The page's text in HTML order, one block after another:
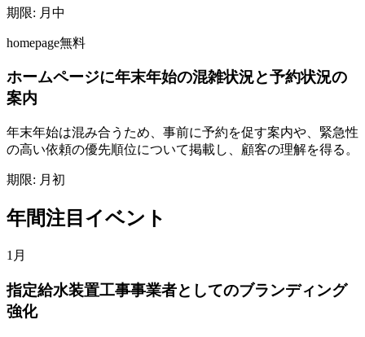
期限: 月中
homepage無料
ホームページに年末年始の混雑状況と予約状況の
案内
年末年始は混み合うため、事前に予約を促す案内や、緊急性
の高い依頼の優先順位について掲載し、顧客の理解を得る。
期限: 月初
年間注目イベント
1月
指定給水装置工事事業者としてのブランディング
強化